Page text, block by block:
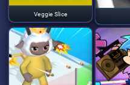
Veggie Slice